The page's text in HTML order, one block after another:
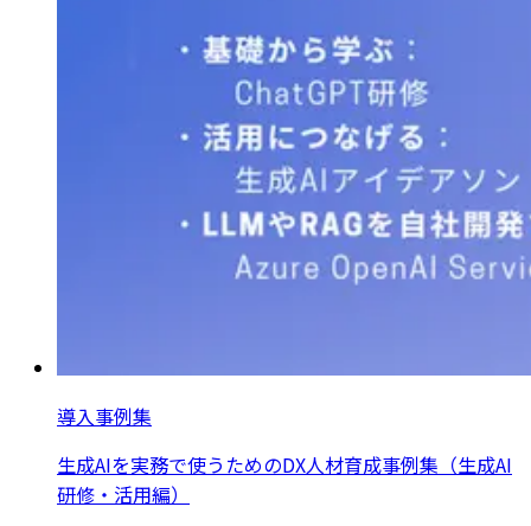
導入事例集
生成AIを実務で使うためのDX人材育成事例集（生成AI
研修・活用編）